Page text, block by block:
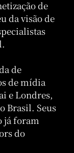
de
da visão de
de
de mídia
e Londres,
Brasil. Seus
já foram
do